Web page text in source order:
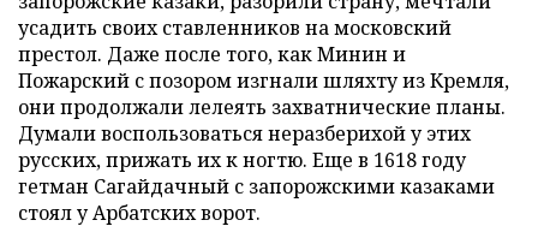
усадить своих ставленников на московский
престол. Даже после того, как Минин и
Пожарский с позором изгнали шляхту из Кремля,
они продолжали лелеять захватнические планы.
Думали воспользоваться неразберихой у этих
русских, прижать их к ногтю. Еще в 1618 году
гетман Сагайдачный с запорожскими казаками
стоял у Арбатских ворот.